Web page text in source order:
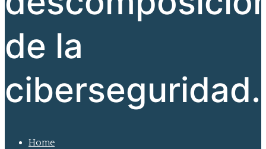
de la
ciberseguridad.
Home